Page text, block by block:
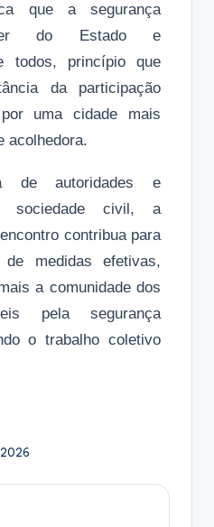
que a segurança
do Estado e
todos, princípio que
da participação
uma cidade mais
acolhedora.
de autoridades e
sociedade civil, a
contribua para
de medidas efetivas,
a comunidade dos
​​pela segurança
o trabalho coletivo